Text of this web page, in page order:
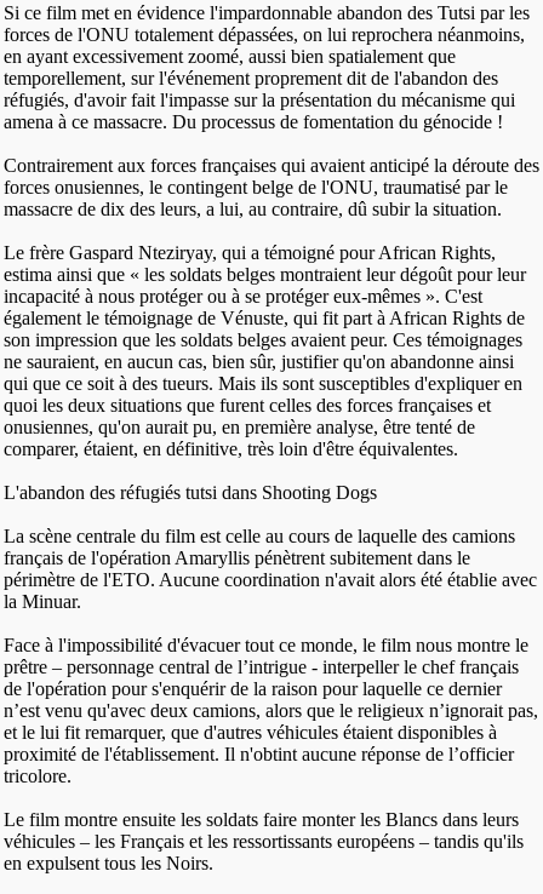
Si ce film met en évidence l'impardonnable abandon des Tutsi par les
forces de l'ONU totalement dépassées, on lui reprochera néanmoins,
en ayant excessivement zoomé, aussi bien spatialement que
temporellement, sur l'événement proprement dit de l'abandon des
réfugiés, d'avoir fait l'impasse sur la présentation du mécanisme qui
amena à ce massacre. Du processus de fomentation du génocide !
Contrairement aux forces françaises qui avaient anticipé la déroute des
forces onusiennes, le contingent belge de l'ONU, traumatisé par le
massacre de dix des leurs, a lui, au contraire, dû subir la situation.
Le frère Gaspard Nteziryay, qui a témoigné pour African Rights,
estima ainsi que « les soldats belges montraient leur dégoût pour leur
incapacité à nous protéger ou à se protéger eux-mêmes ». C'est
également le témoignage de Vénuste, qui fit part à African Rights de
son impression que les soldats belges avaient peur. Ces témoignages
ne sauraient, en aucun cas, bien sûr, justifier qu'on abandonne ainsi
qui que ce soit à des tueurs. Mais ils sont susceptibles d'expliquer en
quoi les deux situations que furent celles des forces françaises et
onusiennes, qu'on aurait pu, en première analyse, être tenté de
comparer, étaient, en définitive, très loin d'être équivalentes.
L'abandon des réfugiés tutsi dans Shooting Dogs
La scène centrale du film est celle au cours de laquelle des camions
français de l'opération Amaryllis pénètrent subitement dans le
périmètre de l'ETO. Aucune coordination n'avait alors été établie avec
la Minuar.
Face à l'impossibilité d'évacuer tout ce monde, le film nous montre le
prêtre – personnage central de l’intrigue - interpeller le chef français
de l'opération pour s'enquérir de la raison pour laquelle ce dernier
n’est venu qu'avec deux camions, alors que le religieux n’ignorait pas,
et le lui fit remarquer, que d'autres véhicules étaient disponibles à
proximité de l'établissement. Il n'obtint aucune réponse de l’officier
tricolore.
Le film montre ensuite les soldats faire monter les Blancs dans leurs
véhicules – les Français et les ressortissants européens – tandis qu'ils
en expulsent tous les Noirs.